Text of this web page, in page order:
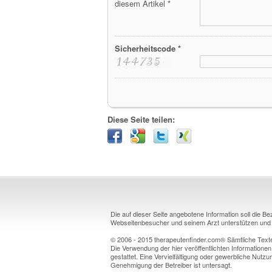
diesem Artikel *
Sicherheitscode *
Diese Seite teilen:
Die auf dieser Seite angebotene Information soll die
Webseitenbesucher und seinem Arzt unterstützen
© 2006 - 2015 therapeutenfinder.com® Sämtliche
Die Verwendung der hier veröffentlichten
gestattet. Eine Vervielfältigung oder gewerbliche
Genehmigung der Betreiber ist untersagt.